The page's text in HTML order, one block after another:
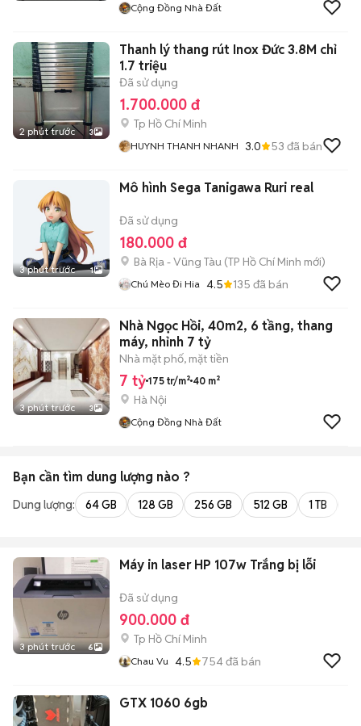
Cộng Đồng Nhà Đất
2 phút trước 3
Thanh lý thang rút Inox Đức 3.8M chỉ
1.7 triệu
Đã sử dụng
1.700.000 đ
Tp Hồ Chí Minh
HUYNH THANH NHANH 3.0 53 đã bán
3 phút trước 1
Mô hình Sega Tanigawa Ruri real
Đã sử dụng
180.000 đ
Bà Rịa - Vũng Tàu (TP Hồ Chí Minh mới)
Chú Mèo Đi Hia 4.5 135 đã bán
3 phút trước 3
Nhà Ngọc Hồi, 40m2, 6 tầng, thang
máy, nhỉnh 7 tỷ
Nhà mặt phố, mặt tiền
7 tỷ 175 tr/m² 40 m²
Hà Nội
Cộng Đồng Nhà Đất
Bạn cần tìm dung lượng nào ?
Dung lượng: 64 GB 128 GB 256 GB 512 GB 1 TB
3 phút trước 6
Máy in laser HP 107w Trắng bị lỗi
Đã sử dụng
900.000 đ
Tp Hồ Chí Minh
Chau Vu 4.5 754đã bán
GTX 1060 6gb